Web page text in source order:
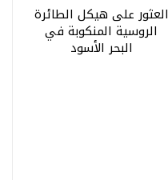
العثور على هيكل الطائرة
الروسية المنكوبة في
البحر الأسود